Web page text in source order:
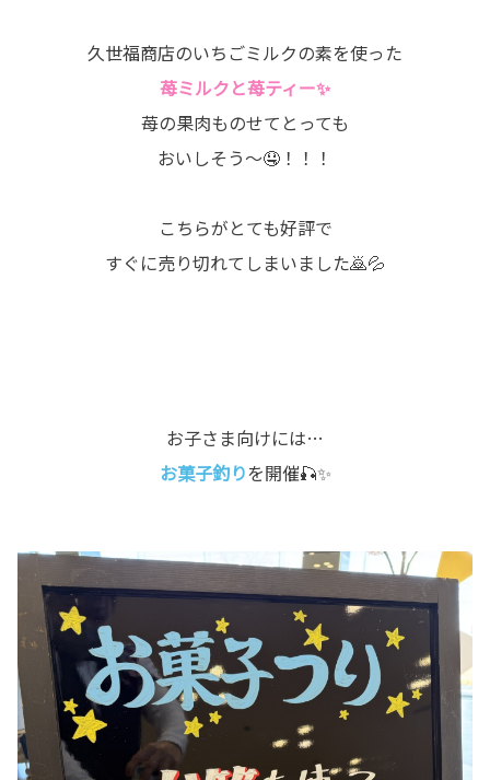
久世福商店のいちごミルクの素を使った
苺ミルクと苺ティー✨
苺の果肉ものせてとっても
おいしそう～🤤！！！
こちらがとても好評で
すぐに売り切れてしまいました🙇💦
お子さま向けには…
お菓子釣りを開催🎣✨